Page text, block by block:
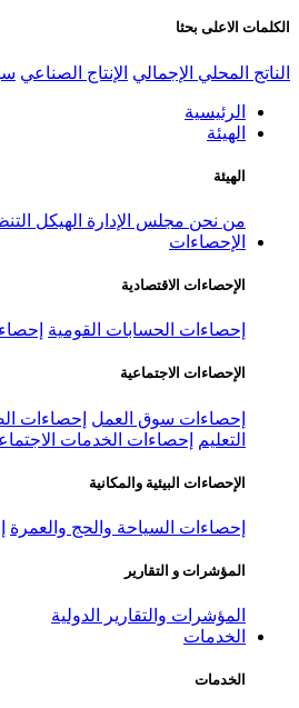
الكلمات الاعلى بحثا
الناتج المحلي الإجمالي الإنتاج الصناعي
الرئيسية
الهيئة
الهيئة
من نحن مجلس الإدارة الهيكل
الإحصاءات
الإحصاءات الاقتصادية
إحصاءات الحسابات القومية
الإحصاءات الاجتماعية
إحصاءات سوق العمل إحصاءات
التعليم
إحصاءات الخدمات
الإحصاءات البيئية والمكانية
إحصاءات السياحة والحج والعمرة
المؤشرات و التقارير
المؤشرات والتقارير الدولية
الخدمات
الخدمات